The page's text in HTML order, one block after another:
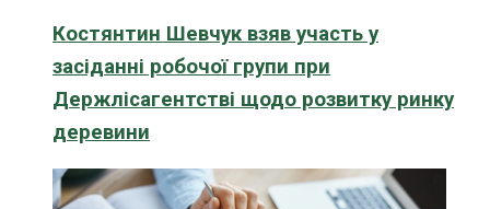
Костянтин Шевчук взяв участь у
засіданні робочої групи при
Держлісагентстві щодо розвитку ринку
деревини